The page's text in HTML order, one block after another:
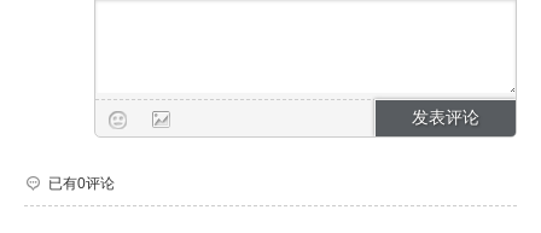
已有0评论